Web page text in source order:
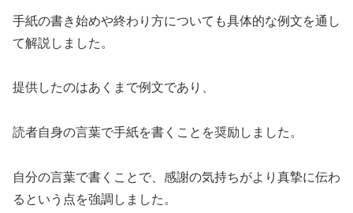
手紙の書き始めや終わり方についても具体的な例文を通し
て解説しました。
提供したのはあくまで例文であり、
読者自身の言葉で手紙を書くことを奨励しました。
自分の言葉で書くことで、感謝の気持ちがより真摯に伝わ
るという点を強調しました。